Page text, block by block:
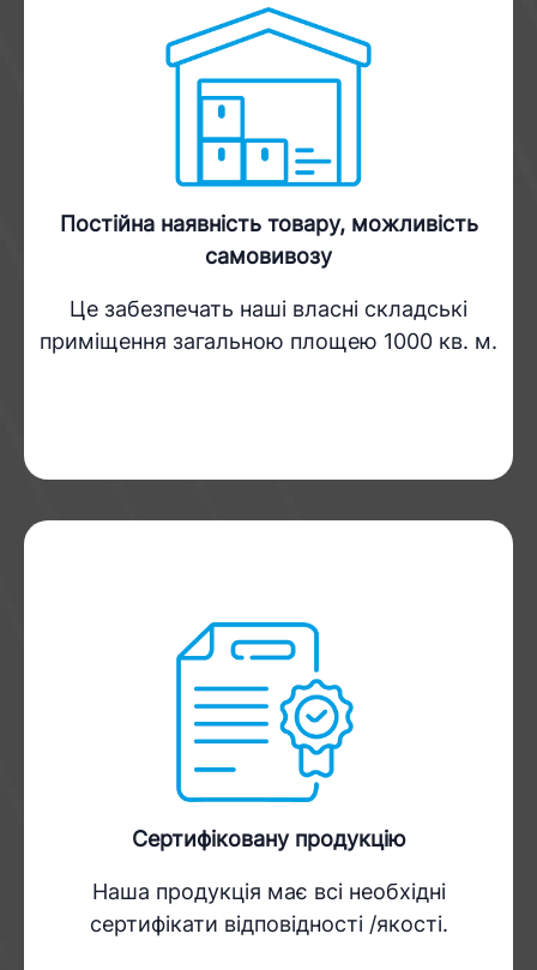
Постійна наявність товару, можливість
самовивозу
Це забезпечать наші власні складські
приміщення загальною площею 1000 кв. м.
Сертифіковану продукцію
Наша продукція має всі необхідні
сертифікати відповідності /якості.